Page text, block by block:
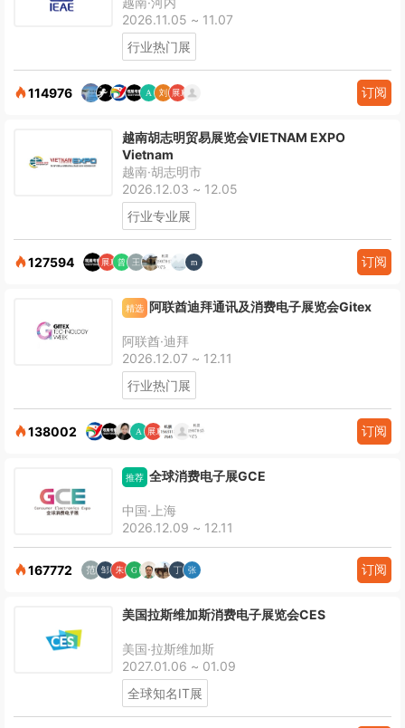
2026.11.05 ~ 11.07
行业热门展
114976 订阅
越南胡志明贸易展览会VIETNAM EXPO
Vietnam
越南·胡志明市
2026.12.03 ~ 12.05
行业专业展
127594 订阅
精选 阿联酋迪拜通讯及消费电子展览会Gitex
阿联酋·迪拜
2026.12.07 ~ 12.11
行业热门展
138002 订阅
推荐 全球消费电子展GCE
中国·上海
2026.12.09 ~ 12.11
167772 订阅
美国拉斯维加斯消费电子展览会CES
美国·拉斯维加斯
2027.01.06 ~ 01.09
全球知名IT展